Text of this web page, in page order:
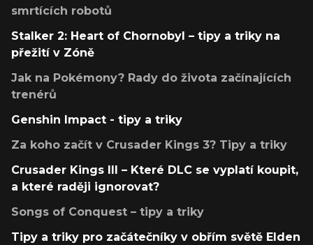
smrtících robotů
Stalker 2: Heart of Chornobyl – tipy a triky na
přežití v Zóně
Jak na Pokémony? Rady do života začínajících
trenérů
Genshin Impact - tipy a triky
Za koho začít v Crusader Kings 3? Tipy a triky
Crusader Kings III – Které DLC se vyplatí koupit,
a které raději ignorovat?
Songs of Conquest – tipy a triky
Tipy a triky pro začátečníky v obřím světě Elden